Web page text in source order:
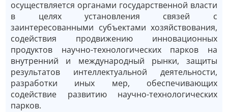
осуществляется органами государственной власти
в целях установления связей с
заинтересованными субъектами хозяйствования,
содействия продвижению инновационных
продуктов научно-технологических парков на
внутренний и международный рынки, защиты
результатов интеллектуальной деятельности,
разработки иных мер, обеспечивающих
содействие развитию научно-технологических
парков.